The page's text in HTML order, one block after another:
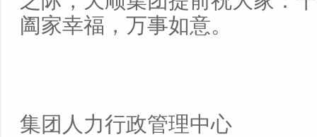
阖家幸福，万事如意。
集团人力行政管理中心